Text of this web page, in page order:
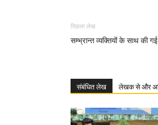
पिछला लेख
सम्भ्रान्त व्यक्तियों के साथ की
संबंधित लेख लेखक से और